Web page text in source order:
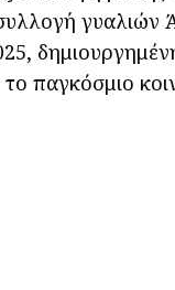
γυαλιών
παγκόσμιο